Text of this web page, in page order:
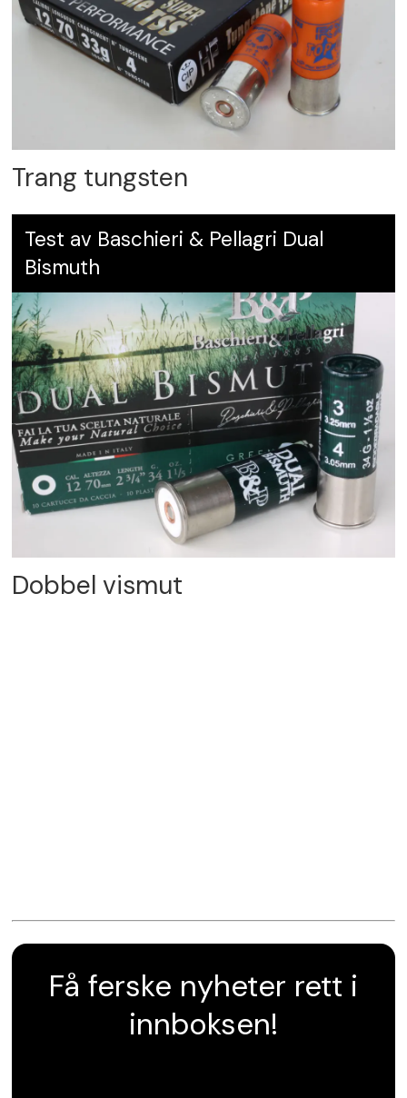
Trang tungsten
Test av Baschieri & Pellagri Dual
Bismuth
Dobbel vismut
Få ferske nyheter rett i
innboksen!